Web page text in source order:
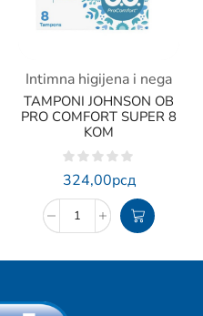
Intimna higijena i nega
TAMPONI JOHNSON OB
PRO COMFORT SUPER 8
KOM
324,00рсд